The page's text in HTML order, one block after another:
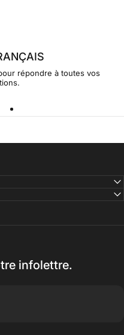
répondre à toutes vos
infolettre.